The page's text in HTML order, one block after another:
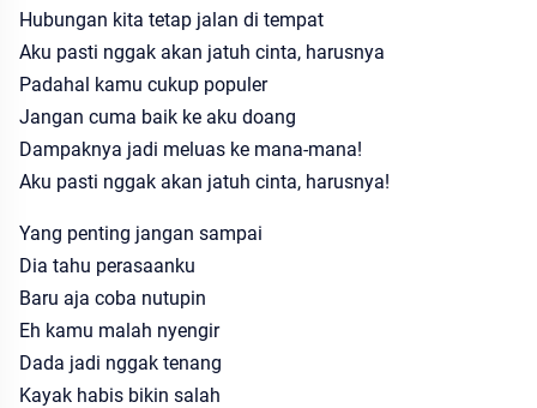
Hubungan kita tetap jalan di tempat
Aku pasti nggak akan jatuh cinta, harusnya
Padahal kamu cukup populer
Jangan cuma baik ke aku doang
Dampaknya jadi meluas ke mana-mana!
Aku pasti nggak akan jatuh cinta, harusnya!
Yang penting jangan sampai
Dia tahu perasaanku
Baru aja coba nutupin
Eh kamu malah nyengir
Dada jadi nggak tenang
Kayak habis bikin salah